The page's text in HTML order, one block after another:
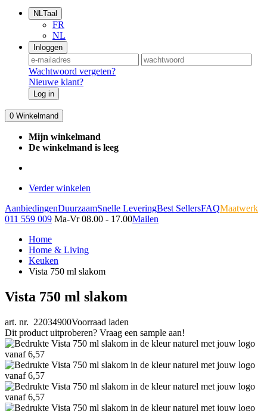
NLTaal
FR
NL
Inloggen
Wachtwoord vergeten?
Nieuwe klant?
Log in
0 Winkelmand
Mijn winkelmand
De winkelmand is leeg
Verder winkelen
AanbiedingenDuurzaamSnelle LeveringBest SellersFAQMaatwerk
011 559 009 Ma-Vr 08.00 - 17.00Mailen
Home
Home & Living
Keuken
Vista 750 ml slakom
Vista 750 ml slakom
art. nr. 22034900Voorraad laden
Dit product uitproberen? Vraag een sample aan!